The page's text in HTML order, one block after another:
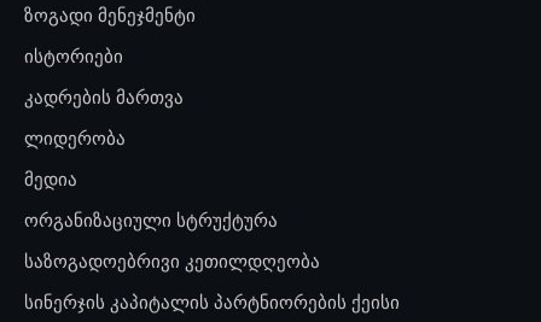
ზოგადი მენეჯმენტი
ისტორიები
კადრების მართვა
ლიდერობა
მედია
ორგანიზაციული სტრუქტურა
საზოგადოებრივი კეთილდღეობა
სინერჯის კაპიტალის პარტნიორების ქეისი